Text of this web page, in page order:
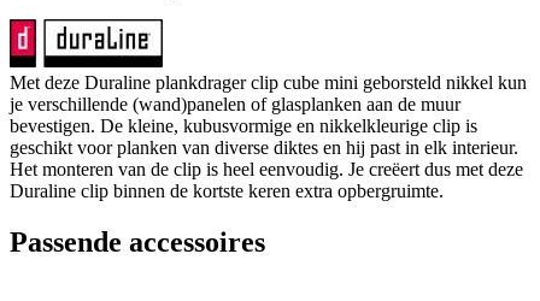
Met deze Duraline plankdrager clip cube mini geborsteld nikkel kun
je verschillende (wand)panelen of glasplanken aan de muur
bevestigen. De kleine, kubusvormige en nikkelkleurige clip is
geschikt voor planken van diverse diktes en hij past in elk interieur.
Het monteren van de clip is heel eenvoudig. Je creëert dus met deze
Duraline clip binnen de kortste keren extra opbergruimte.
Passende accessoires